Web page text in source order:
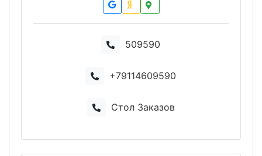
509590
+79114609590
Стол Заказов